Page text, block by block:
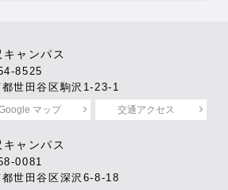
キャンパス
8525
都世田谷区駒沢1-23-1
マップ 交通アクセス
キャンパス
0081
都世田谷区深沢6-8-18